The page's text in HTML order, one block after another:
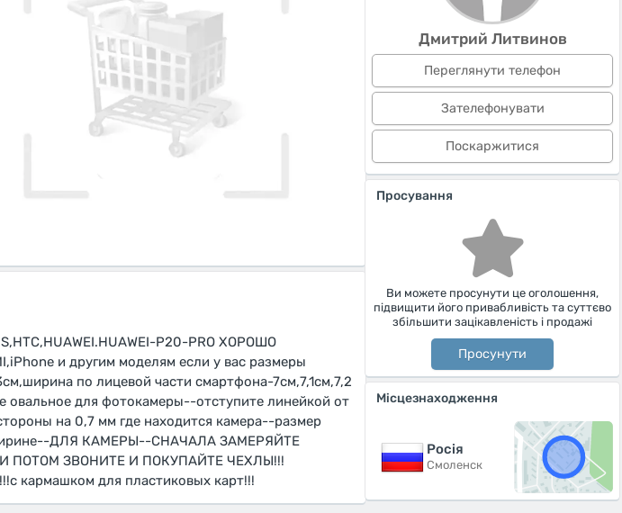
P20-PRO ХОРОШО
и другим моделям если у вас размеры
по лицевой части смартфона-7см,7,1см,7,2
для фотокамеры--отступите линейкой от
на 0,7 мм где находится камера--размер
ширине--ДЛЯ КАМЕРЫ--СНАЧАЛА ЗАМЕРЯЙТЕ
ЗВОНИТЕ И ПОКУПАЙТЕ ЧЕХЛЫ!!!
для пластиковых карт!!!
Дмитрий Литвинов
Переглянути телефон
Зателефонувати
Поскаржитися
Просування
Ви можете просунути це оголошення,
підвищити його привабливість та суттєво
збільшити зацікавленість і продажі
Просунути
Місцезнаходження
Росiя
Смоленск